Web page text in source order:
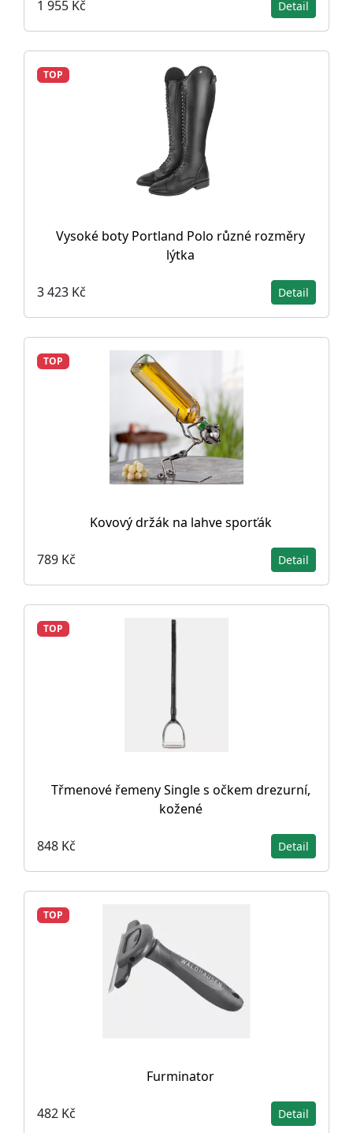
1 955 Kč Detail
TOP
Vysoké boty Portland Polo různé rozměry
lýtka
3 423 Kč Detail
TOP
Kovový držák na lahve sporťák
789 Kč Detail
TOP
Třmenové řemeny Single s očkem drezurní,
kožené
848 Kč Detail
TOP
Furminator
482 Kč Detail